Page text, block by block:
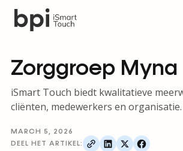
Zorggroep Myna
iSmart Touch biedt kwalitatieve
cliënten, medewerkers en organisatie.
MARCH 5, 2026
DEEL HET ARTIKEL: